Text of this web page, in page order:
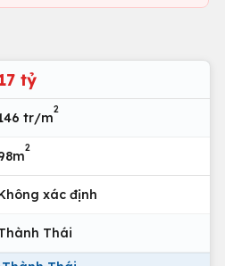
tỷ
tr/m
2
2
xác định
Thái